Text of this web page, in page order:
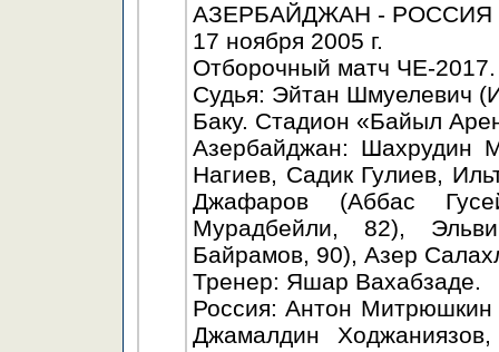
АЗЕРБАЙДЖАН - РОССИЯ
17 ноября 2005 г.
Отборочный матч ЧЕ-2017.
Судья: Эйтан Шмуелевич
Баку. Стадион «Байыл
Азербайджан: Шахрудин
Нагиев, Садик Гулиев,
Джафаров (Аббас
Мурадбейли, 82),
Байрамов, 90), Азер
Тренер: Яшар Вахабзаде.
Россия: Антон Митрюшкин
Джамалдин